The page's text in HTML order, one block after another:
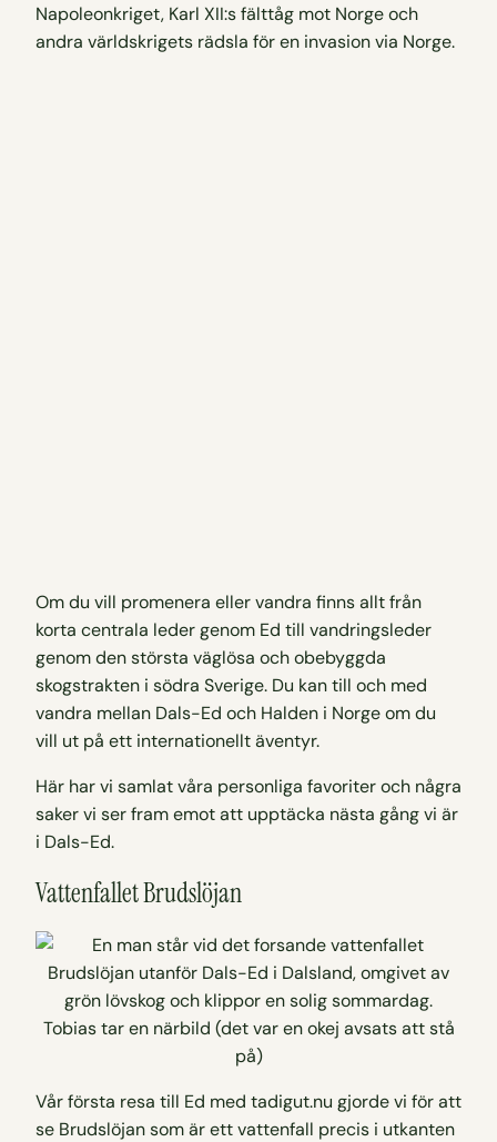
Napoleonkriget, Karl XII:s fälttåg mot Norge och
andra världskrigets rädsla för en invasion via Norge.
Om du vill promenera eller vandra finns allt från
korta centrala leder genom Ed till vandringsleder
genom den största väglösa och obebyggda
skogstrakten i södra Sverige. Du kan till och med
vandra mellan Dals-Ed och Halden i Norge om du
vill ut på ett internationellt äventyr.
Här har vi samlat våra personliga favoriter och några
saker vi ser fram emot att upptäcka nästa gång vi är
i Dals-Ed.
Vattenfallet Brudslöjan
Tobias tar en närbild (det var en okej avsats att stå
på)
Vår första resa till Ed med tadigut.nu gjorde vi för att
se Brudslöjan som är ett vattenfall precis i utkanten